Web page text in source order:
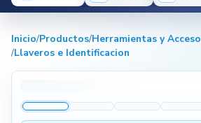
Inicio/Productos/Herramientas y
/Llaveros e Identificacion